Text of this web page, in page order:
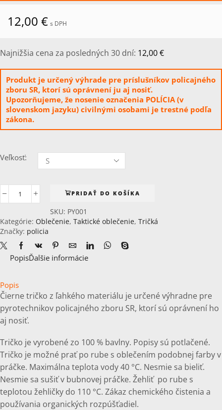
12,00 € s DPH
Najnižšia cena za posledných 30 dní: 12,00€
Produkt je určený výhrade pre príslušníkov policajného
zboru SR, ktorí sú oprávnení ju aj nosiť.
Upozorňujeme, že nosenie označenia POLÍCIA (v
slovenskom jazyku) civilnými osobami je trestné podľa
zákona.
Veľkosť:
množstvo
KR
s
potlačou
POLÍCIA
PYROTECHNIK
PRIDAŤ DO KOŠÍKA
SKU: PY001
Kategórie: Oblečenie, Taktické oblečenie, Tričká
Značky: policia
PopisĎalšie informácie
Popis
Čierne tričko z ľahkého materiálu je určené výhradne pre
pyrotechnikov policajného zboru SR, ktorí sú oprávnení ho
aj nosiť.
Tričko je vyrobené zo 100 % bavlny. Popisy sú potlačené.
Tričko je možné prať po rube s oblečením podobnej farby v
práčke. Maximálna teplota vody 40 °C. Nesmie sa bieliť.
Nesmie sa sušiť v bubnovej práčke. Žehliť po rube s
teplotou žehličky do 110 °C. Zákaz chemického čistenia a
používania organických rozpúšťadiel.